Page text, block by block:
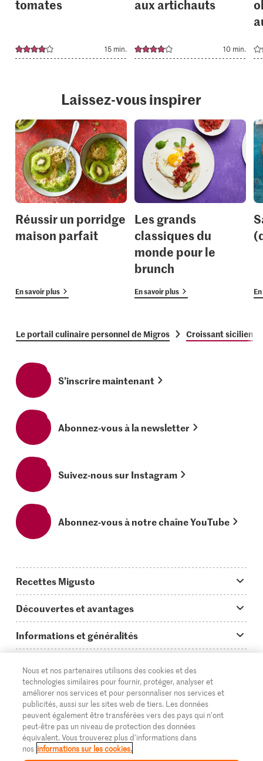
tomates
15 min.
aux artichauts
10 min.
Laissez-vous inspirer
Réussir un porridge
maison parfait
En savoir plus
Les grands
classiques du
monde pour le
brunch
En savoir plus
Le portail culinaire personnel de Migros Croissant sicilien
S’inscrire maintenant
Abonnez-vous à la newsletter
Suivez-nous sur Instagram
Abonnez-vous à notre chaîne YouTube
Recettes Migusto
Idées de menus
Plats principaux
Simple & vite prêt
Apéritif
Préparations au four
Enfants & famille
Découvertes et avantages
On en parle...
Tutoriels
Glossaire des ingrédients
Login Migusto
Magazine Migusto
Informations et généralités
Questions concernant Migusto
Cuisiner avec Migusto
Service clientèle & contact
Publicité
Impressum
Supermarché
Migros Online
À propos de Migros
Magasins
DE FR IT
Nous et nos partenaires utilisons des cookies et des
technologies similaires pour fournir, protéger, analyser et
améliorer nos services et pour personnaliser nos services et
publicités, aussi sur les sites web de tiers. Les données
peuvent également être transférées vers des pays qui n'ont
peut-être pas un niveau de protection des données
équivalent. Vous trouverez plus d'informations dans
nos informations sur les cookies.